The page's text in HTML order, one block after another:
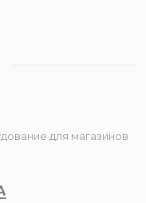
для магазинов